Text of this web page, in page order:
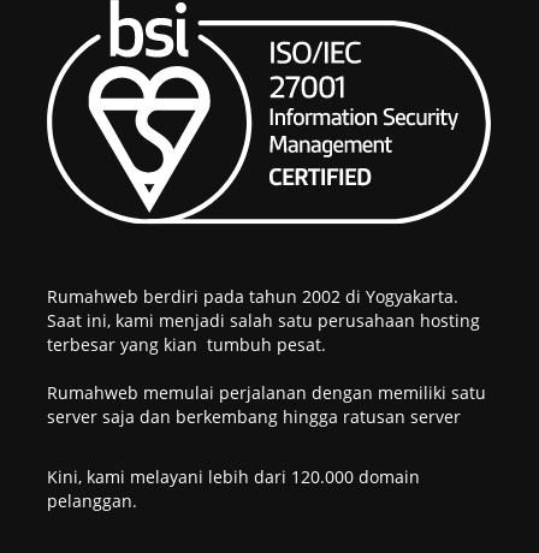
Rumahweb berdiri pada tahun 2002 di Yogyakarta.
Saat ini, kami menjadi salah satu perusahaan hosting
terbesar yang kian tumbuh pesat.
Rumahweb memulai perjalanan dengan memiliki satu
server saja dan berkembang hingga ratusan server
Kini, kami melayani lebih dari 120.000 domain
pelanggan.